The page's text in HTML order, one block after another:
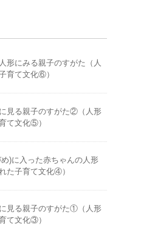
形にみる親子のすがた（人
育て文化⑥）
見る親子のすがた②（人形
て文化⑤）
)に入った赤ちゃんの人形
た子育て文化④）
見る親子のすがた①（人形
て文化③）